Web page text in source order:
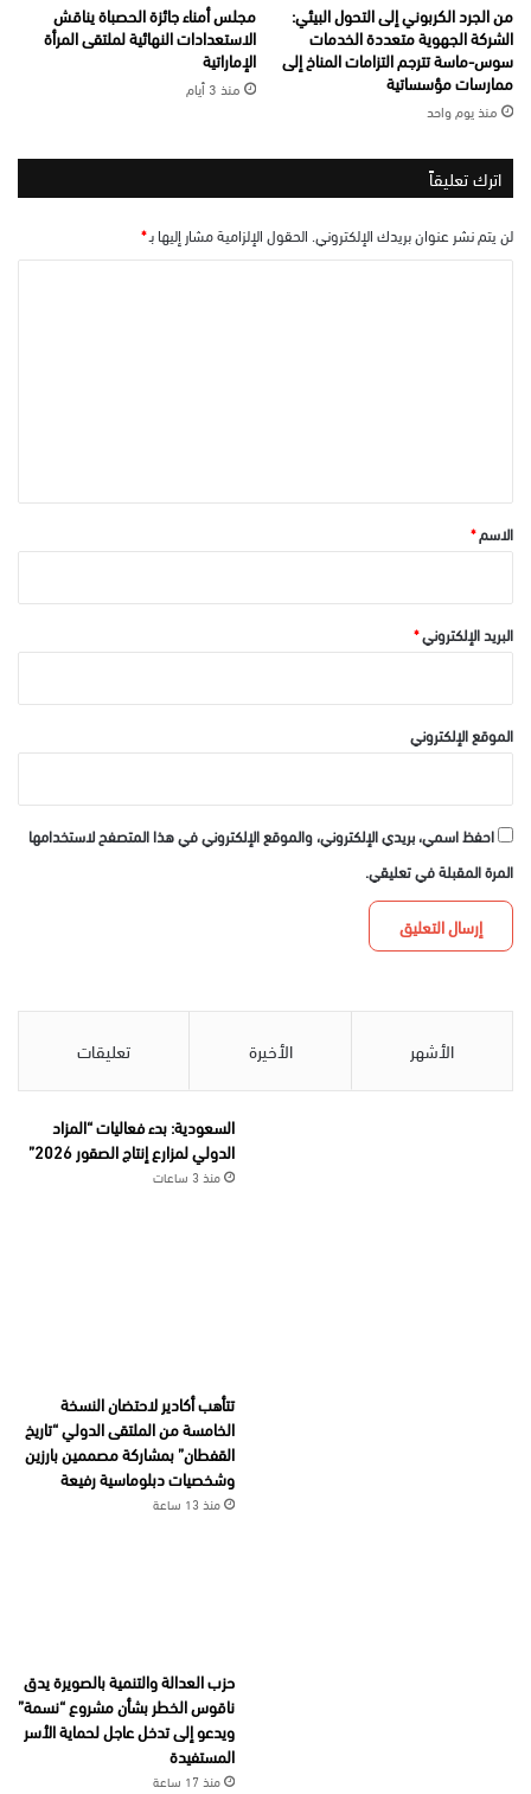
من الجرد الكربوني إلى التحول البيئي:
الشركة الجهوية متعددة الخدمات
سوس-ماسة تترجم التزامات المناخ إلى
ممارسات مؤسساتية
منذ يوم واحد
مجلس أمناء جائزة الحصباة يناقش
الاستعدادات النهائية لملتقى المرأة
الإماراتية
منذ 3 أيام
اترك تعليقاً
لن يتم نشر عنوان بريدك الإلكتروني. الحقول الإلزامية مشار إليها بـ*
*الاسم*
البريد الإلكتروني*
الموقع الإلكتروني
احفظ اسمي، بريدي الإلكتروني، والموقع الإلكتروني في هذا المتصفح لاستخدامها
المرة المقبلة في تعليقي.
الأشهر الأخيرة تعليقات
السعودية: بدء فعاليات “المزاد
الدولي لمزارع إنتاج الصقور 2026”
منذ 3 ساعات
تتأهب أكادير لاحتضان النسخة
الخامسة من الملتقى الدولي “تاريخ
القفطان” بمشاركة مصممين بارزين
وشخصيات دبلوماسية رفيعة
منذ 13 ساعة
حزب العدالة والتنمية بالصويرة يدق
ناقوس الخطر بشأن مشروع “نسمة”
ويدعو إلى تدخل عاجل لحماية الأسر
المستفيدة
منذ 17 ساعة